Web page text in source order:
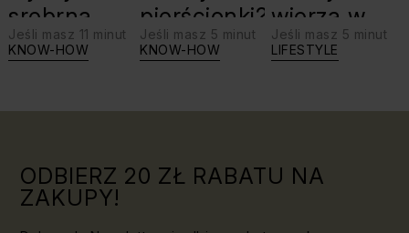
srebrną
biżuterię?
Jeśli masz 11 minut
KNOW-HOW
pierścionki?
Jeśli masz 5 minut
KNOW-HOW
wierzą w
swoje siły:
Jeśli masz 5 minut
LIFESTYLE
ODBIERZ 20 ZŁ RABATU NA
ZAKUPY!